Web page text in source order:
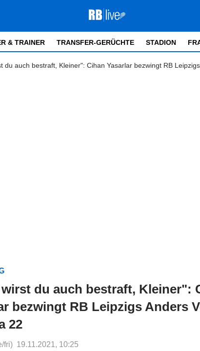
& TRAINER TRANSFER-GERÜCHTE STADION
du auch bestraft, Kleiner": Cihan Yasarlar bezwingt RB
du auch bestraft, Kleiner":
bezwingt RB Leipzigs Anders
22
fri) 19.11.2021, 10:25